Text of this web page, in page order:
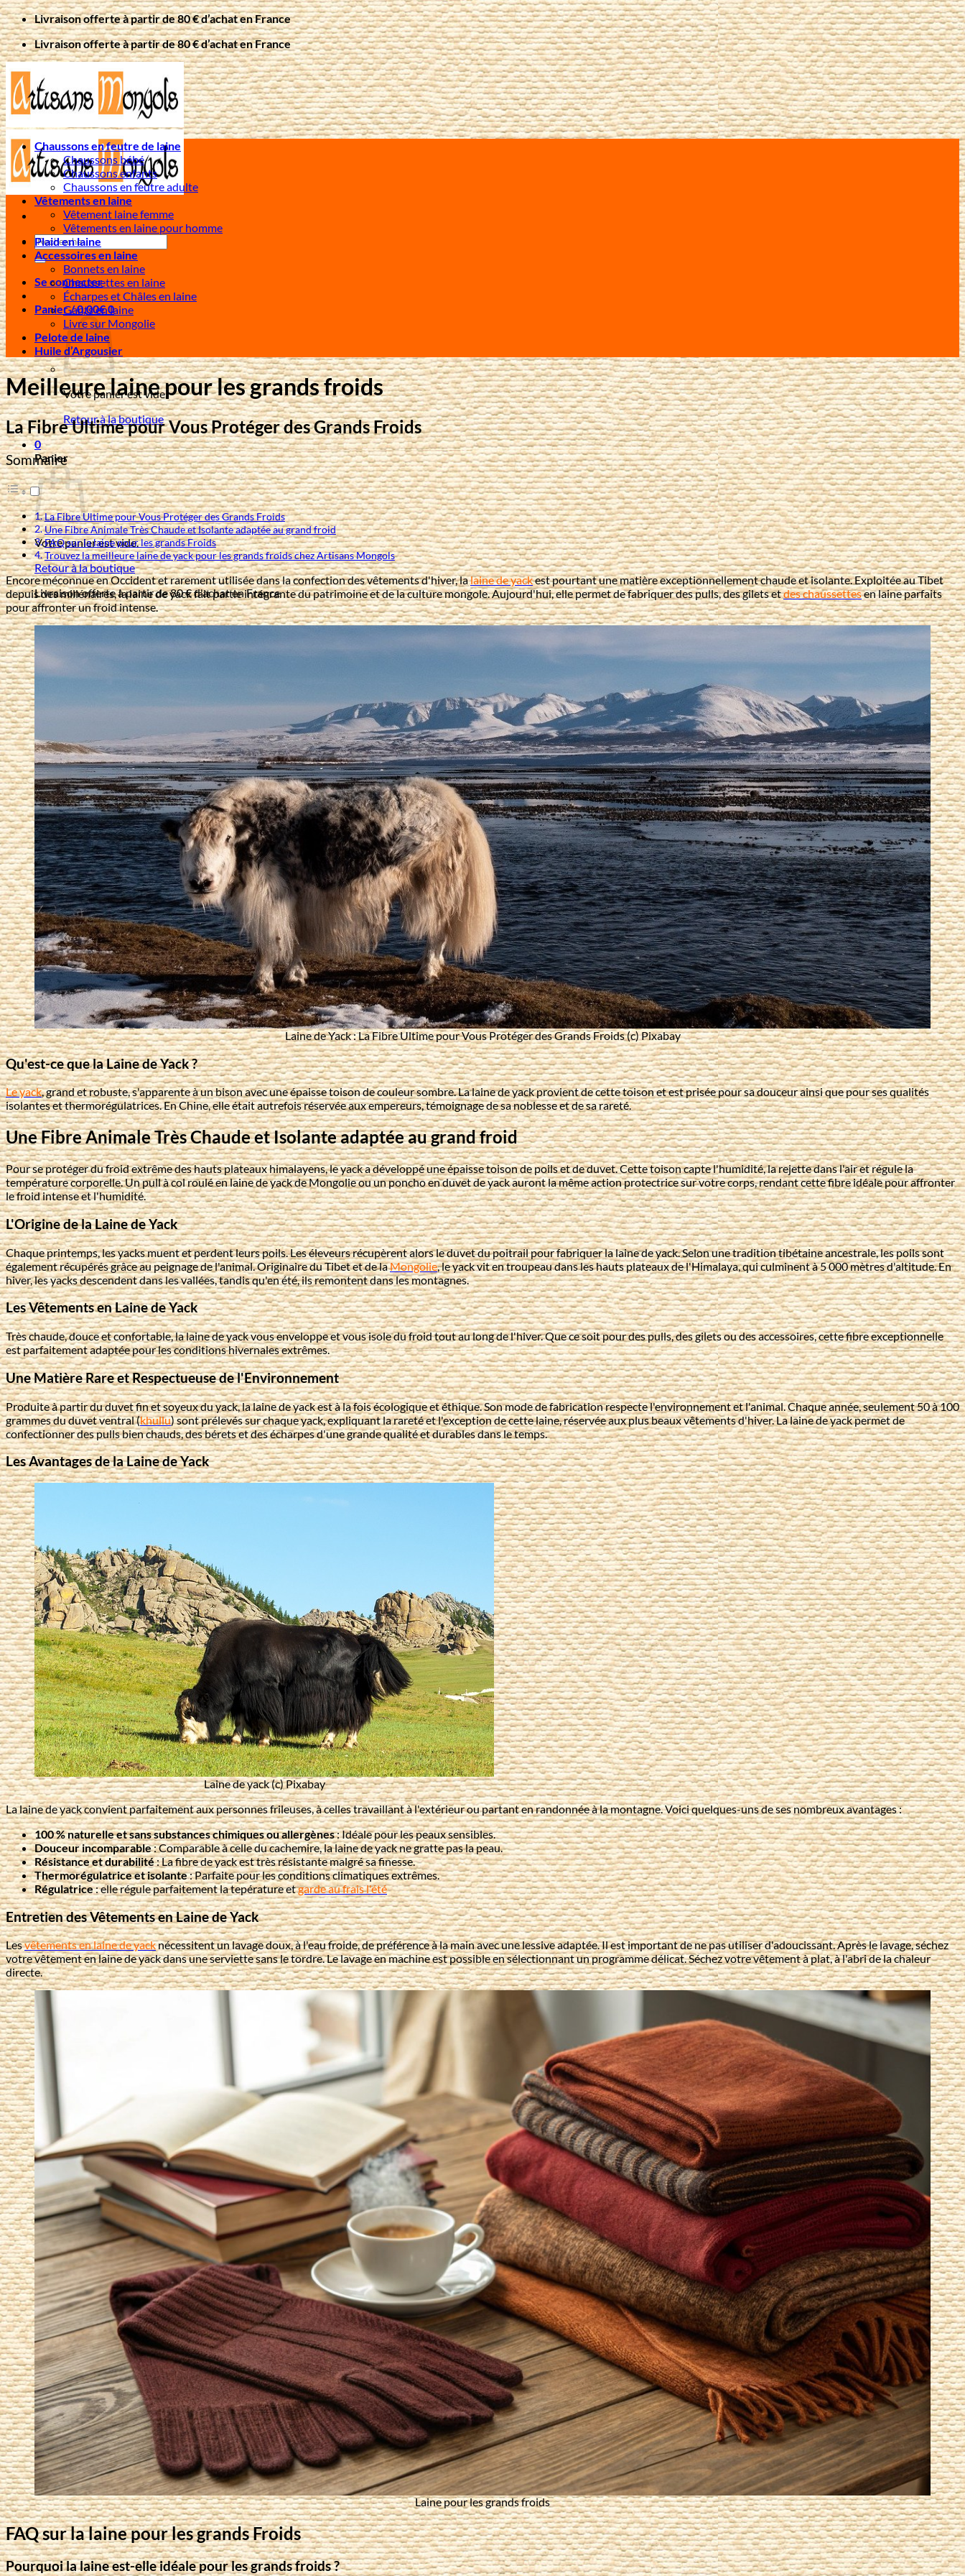
Passer
au
contenu
Livraison offerte à partir de 80 € d’achat en France
Livraison offerte à partir de 80 € d’achat en France
Recherche
pour :
Se connecter
Panier /0,00€0
Votre panier est vide.
Retour à la boutique
0
Panier
Votre panier est vide.
Retour à la boutique
Livraison offerte à partir de 80 € d'achat en France
Chaussons en feutre de laine
Chaussons bébé
Chaussons enfants
Chaussons en feutre adulte
Vêtements en laine
Vêtement laine femme
Vêtements en laine pour homme
Plaid en laine
Accessoires en laine
Bonnets en laine
Chaussettes en laine
Écharpes et Châles en laine
Gants en laine
Livre sur Mongolie
Pelote de laine
Huile d’Argousier
Meilleure laine pour les grands froids
La Fibre Ultime pour Vous Protéger des Grands Froids
Sommaire
La Fibre Ultime pour Vous Protéger des Grands Froids
Une Fibre Animale Très Chaude et Isolante adaptée au grand froid
FAQ sur la laine pour les grands Froids
Trouvez la meilleure laine de yack pour les grands froids chez Artisans Mongols
Encore méconnue en Occident et rarement utilisée dans la confection des vêtements d'hiver, lalaine de yackest pourtant une matière exceptionnellement chaude et isolante. Exploitée au Tibet
depuis des millénaires, la laine de yack fait partie intégrante du patrimoine et de la culture mongole. Aujourd'hui, elle permet de fabriquer des pulls, des gilets etdes chaussettesen laine parfaits
pour affronter unfroid intense.
Laine de Yack : La Fibre Ultime pour Vous Protéger des Grands Froids (c) Pixabay
Qu'est-ce que la Laine de Yack ?
Le yack, grand et robuste, s'apparente à un bison avec une épaisse toison de couleur sombre. La laine de yack provient de cette toison et est prisée pour sa douceur ainsi que pour ses qualités
isolantes et thermorégulatrices. En Chine, elle était autrefois réservée aux empereurs, témoignage de sa noblesse et de sa rareté.
Une Fibre Animale Très Chaude et Isolante adaptée au grand froid
Pour se protéger du froid extrême des hauts plateaux himalayens, le yack a développé une épaisse toison de poils et de duvet. Cette toison capte l'humidité, la rejette dans l'air et régule la
température corporelle. Un pull à col roulé en laine de yack de Mongolie ou un poncho en duvet de yack auront la même action protectrice sur votre corps, rendant cette fibre idéale pour affronter
le froid intense et l'humidité.
L'Origine de la Laine de Yack
Chaque printemps, les yacks muent et perdent leurs poils. Les éleveurs récupèrent alors le duvet du poitrail pour fabriquer la laine de yack. Selon une tradition tibétaine ancestrale, les poils sont
également récupérés grâce au peignage de l'animal. Originaire du Tibet et de laMongolie, le yack vit en troupeau dans les hauts plateaux de l'Himalaya, qui culminent à 5 000 mètres d'altitude. En
hiver, les yacks descendent dans les vallées, tandis qu'en été, ils remontent dans les montagnes.
Les Vêtements en Laine de Yack
Très chaude, douce et confortable, la laine de yack vous enveloppe et vous isole du froid tout au long de l'hiver. Que ce soit pour des pulls, des gilets ou des accessoires, cette fibre exceptionnelle
est parfaitement adaptée pour les conditions hivernales extrêmes.
Une Matière Rare et Respectueuse de l'Environnement
Produite à partir du duvet fin et soyeux du yack, la laine de yack est à la fois écologique et éthique. Son mode de fabrication respecte l'environnement et l'animal. Chaque année, seulement 50 à 100
grammes du duvet ventral (khullu) sont prélevés sur chaque yack, expliquant la rareté et l'exception de cette laine, réservée aux plus beaux vêtements d'hiver. La laine de yack permet de
confectionner des pulls bien chauds, des bérets et des écharpes d'une grande qualité et durables dans le temps.
Les Avantages de la Laine de Yack
Laine de yack (c) Pixabay
La laine de yack convient parfaitement aux personnes frileuses, à celles travaillant à l'extérieur ou partant en randonnée à la montagne. Voici quelques-uns de ses nombreux avantages :
100 % naturelle et sans substances chimiques ou allergènes: Idéale pour les peaux sensibles.
Douceur incomparable: Comparable à celle du cachemire, la laine de yack ne gratte pas la peau.
Résistance et durabilité: La fibre de yack est très résistante malgré sa finesse.
Thermorégulatrice et isolante: Parfaite pour les conditions climatiques extrêmes.
Régulatrice: elle régule parfaitement la tepérature etgarde au frais l'été
Entretien des Vêtements en Laine de Yack
Lesvêtements en laine de yacknécessitent un lavage doux, à l'eau froide, de préférence à la main avec une lessive adaptée. Il est important de ne pas utiliser d'adoucissant. Après le lavage, séchez
votre vêtement en laine de yack dans une serviette sans le tordre. Le lavage en machine est possible en sélectionnant un programme délicat. Séchez votre vêtement à plat, à l'abri de la chaleur
directe.
Laine pour les grands froids
FAQ sur la laine pour les grands Froids
Pourquoi la laine est-elle idéale pour les grands froids ?